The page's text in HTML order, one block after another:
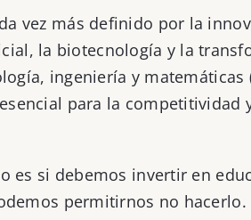
vez más definido por la
la biotecnología y la
ingeniería y matemáticas
para la competitividad
es si debemos invertir en
permitirnos no hacerlo.